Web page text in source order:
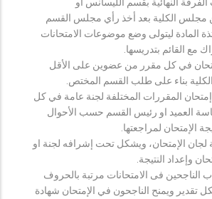
مجلس الكلية بعد أخذ رأي مجلس القسم
المادة ليتولى وضع موضوعات الامتحانات
مع القائم بتدريسها.
في كل مقرر من عضوين على الأقل
بناء على طلب القسم المختص.
المقررات المختلفة لجنة عامة في كل
العميد او رئيس القسم حسب الأحوال
الإمتحان لمراجعتها.
لجان الإمتحان، ويشكل تحت إشرافه لجنة او
وإعداد النتيجة.
الناجحين فى الامتحانات مرتبة بالحروف
لكل تقدير ويمنح الناجحون في الإمتحان شهادة